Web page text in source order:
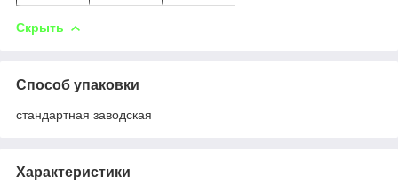
Скрыть
Способ упаковки
стандартная заводская
Характеристики